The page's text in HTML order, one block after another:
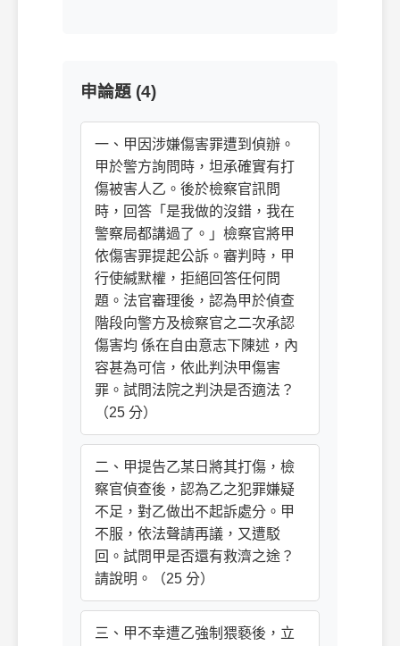
申論題 (4)
一、甲因涉嫌傷害罪遭到偵辦。
甲於警方詢問時，坦承確實有打
傷被害人乙。後於檢察官訊問
時，回答「是我做的沒錯，我在
警察局都講過了。」檢察官將甲
依傷害罪提起公訴。審判時，甲
行使緘默權，拒絕回答任何問
題。法官審理後，認為甲於偵查
階段向警方及檢察官之二次承認
傷害均 係在自由意志下陳述，內
容甚為可信，依此判決甲傷害
罪。試問法院之判決是否適法？
（25 分）
二、甲提告乙某日將其打傷，檢
察官偵查後，認為乙之犯罪嫌疑
不足，對乙做出不起訴處分。甲
不服，依法聲請再議，又遭駁
回。試問甲是否還有救濟之途？
請說明。（25 分）
三、甲不幸遭乙強制猥褻後，立